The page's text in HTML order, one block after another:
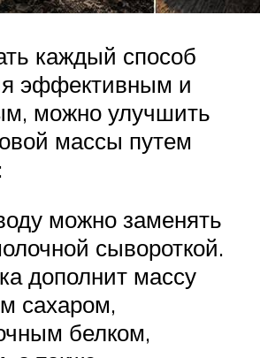
каждый способ
эффективным и
можно улучшить
массы путем
можно заменять
сывороткой.
дополнит массу
сахаром,
белком,